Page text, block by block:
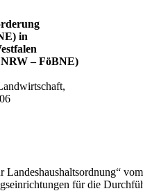
in
– FöBNE)
für die